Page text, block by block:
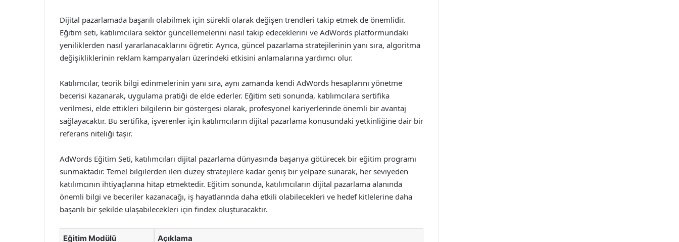
Dijital pazarlamada başarılı olabilmek için sürekli olarak değişen trendleri takip etmek de önemlidir.
Eğitim seti, katılımcılara sektör güncellemelerini nasıl takip edeceklerini ve AdWords platformundaki
yeniliklerden nasıl yararlanacaklarını öğretir. Ayrıca, güncel pazarlama stratejilerinin yanı sıra, algoritma
değişikliklerinin reklam kampanyaları üzerindeki etkisini anlamalarına yardımcı olur.
Katılımcılar, teorik bilgi edinmelerinin yanı sıra, aynı zamanda kendi AdWords hesaplarını yönetme
becerisi kazanarak, uygulama pratiği de elde ederler. Eğitim seti sonunda, katılımcılara sertifika
verilmesi, elde ettikleri bilgilerin bir göstergesi olarak, profesyonel kariyerlerinde önemli bir avantaj
sağlayacaktır. Bu sertifika, işverenler için katılımcıların dijital pazarlama konusundaki yetkinliğine dair bir
referans niteliği taşır.
AdWords Eğitim Seti, katılımcıları dijital pazarlama dünyasında başarıya götürecek bir eğitim programı
sunmaktadır. Temel bilgilerden ileri düzey stratejilere kadar geniş bir yelpaze sunarak, her seviyeden
katılımcının ihtiyaçlarına hitap etmektedir. Eğitim sonunda, katılımcıların dijital pazarlama alanında
önemli bilgi ve beceriler kazanacağı, iş hayatlarında daha etkili olabilecekleri ve hedef kitlelerine daha
başarılı bir şekilde ulaşabilecekleri için findex oluşturacaktır.
Eğitim Modülü Açıklama